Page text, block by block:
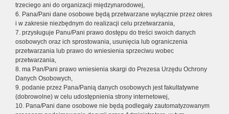
trzeciego ani do organizacji międzynarodowej,
6. Pana/Pani dane osobowe będą przetwarzane wyłącznie przez okres
i w zakresie niezbędnym do realizacji celu przetwarzania,
7. przysługuje Panu/Pani prawo dostępu do treści swoich danych
osobowych oraz ich sprostowania, usunięcia lub ograniczenia
przetwarzania lub prawo do wniesienia sprzeciwu wobec
przetwarzania,
8. ma Pan/Pani prawo wniesienia skargi do Prezesa Urzędu Ochrony
Danych Osobowych,
9. podanie przez Pana/Panią danych osobowych jest fakultatywne
(dobrowolne) w celu udostępnienia strony internetowej,
10. Pana/Pani dane osobowe nie będą podlegały zautomatyzowanym